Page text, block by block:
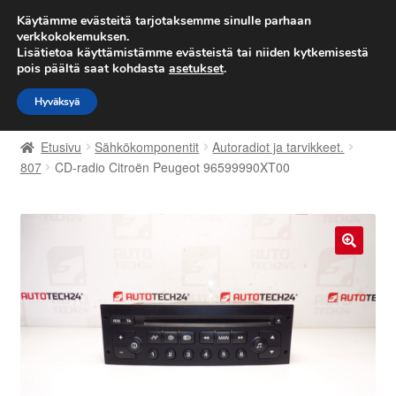
TOIMITUS alkaen 7 EUR
Siirry
navigointiin
Siirry
sisältöön
Etusivu
Kärry
Maailmanlaajuinen toimitus
Etusivu Sähkökomponentit
Autoradiot ja tarvikkeet.
807
CD-radio Citroën Peugeot 96599990XT00
Käytämme evästeitä tarjotaksemme sinulle parhaan
verkkokokemuksen.
Lisätietoa käyttämistämme evästeistä tai niiden kytkemisestä
pois päältä saat kohdasta asetukset.
Hyväksyä